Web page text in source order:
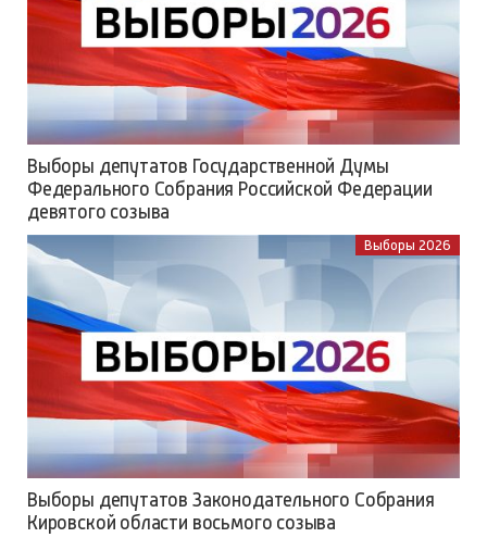
Выборы депутатов Государственной Думы
Федерального Собрания Российской Федерации
девятого созыва
Выборы 2026
Выборы депутатов Законодательного Собрания
Кировской области восьмого созыва